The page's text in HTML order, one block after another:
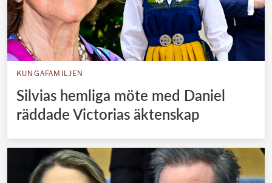
KUNGAFAMILJEN
Silvias hemliga möte med Daniel
räddade Victorias äktenskap